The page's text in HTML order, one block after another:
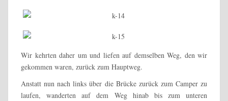
Wir kehrten daher um und liefen auf demselben Weg, den wir
gekommen waren, zurück zum Hauptweg.
Anstatt nun nach links über die Brücke zurück zum Camper zu
laufen, wanderten auf dem Weg hinab bis zum unteren